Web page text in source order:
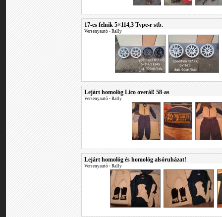
17-es felnik 5×114,3 Type-r stb.
Versenyautó • Rally
Lejárt homológ Lico overál! 58-as
Versenyautó • Rally
Lejárt homológ és homológ alsóruházat!
Versenyautó • Rally